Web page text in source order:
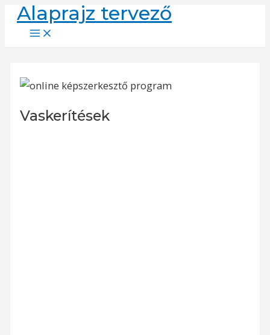
SkipAlaprajz tervező
Main
Menu
Vaskerítések